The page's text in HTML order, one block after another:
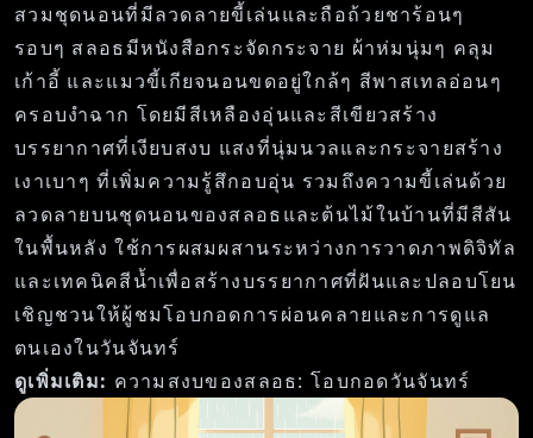
สวมชุดนอนที่มีลวดลายขี้เล่นและถือถ้วยชาร้อนๆ
รอบๆ สลอธมีหนังสือกระจัดกระจาย ผ้าห่มนุ่มๆ คลุม
เก้าอี้ และแมวขี้เกียจนอนขดอยู่ใกล้ๆ สีพาสเทลอ่อนๆ
ครอบงำฉาก โดยมีสีเหลืองอุ่นและสีเขียวสร้าง
บรรยากาศที่เงียบสงบ แสงที่นุ่มนวลและกระจายสร้าง
เงาเบาๆ ที่เพิ่มความรู้สึกอบอุ่น รวมถึงความขี้เล่นด้วย
ลวดลายบนชุดนอนของสลอธและต้นไม้ในบ้านที่มีสีสัน
ในพื้นหลัง ใช้การผสมผสานระหว่างการวาดภาพดิจิทัล
และเทคนิคสีน้ำเพื่อสร้างบรรยากาศที่ฝันและปลอบโยน
เชิญชวนให้ผู้ชมโอบกอดการผ่อนคลายและการดูแล
ตนเองในวันจันทร์
ดูเพิ่มเติม: ความสงบของสลอธ: โอบกอดวันจันทร์